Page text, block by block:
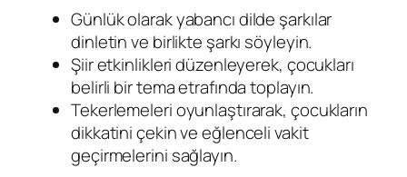
Günlük olarak yabancı dilde şarkılar
dinletin ve birlikte şarkı söyleyin.
Şiir etkinlikleri düzenleyerek, çocukları
belirli bir tema etrafında toplayın.
Tekerlemeleri oyunlaştırarak, çocukların
dikkatini çekin ve eğlenceli vakit
geçirmelerini sağlayın.